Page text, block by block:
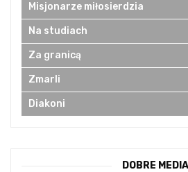
Misjonarze miłosierdzia
Na studiach
Za granicą
Zmarli
Diakoni
DOBRE MEDIA